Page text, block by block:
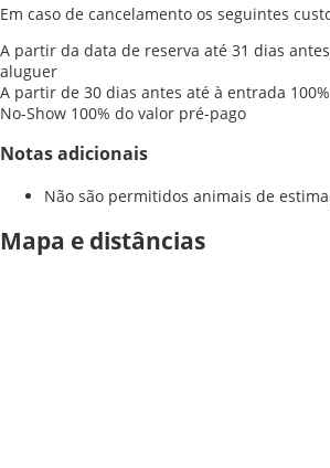
Em caso de cancelamento os seguintes
A partir da data de reserva até 31 dias antes
aluguer
A partir de 30 dias antes até à entrada
No-Show 100% do valor pré-pago
Notas adicionais
Não são permitidos animais de
Mapa e distâncias